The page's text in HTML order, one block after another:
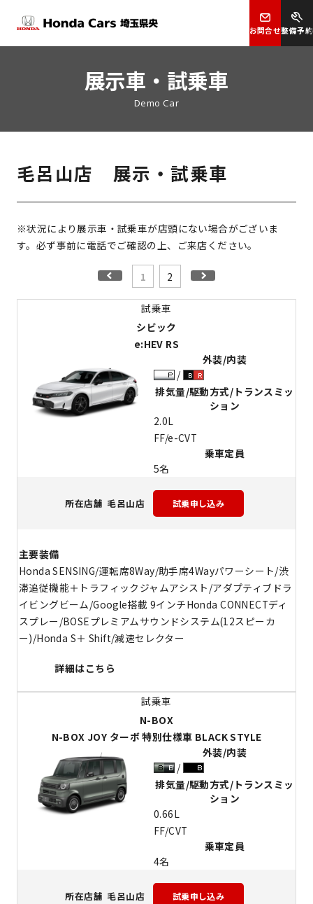
お問合せ整備予約
展示車・試乗車
Demo Car
毛呂山店 展示・試乗車
※状況により展示車・試乗車が店頭にない場合がございま
す。必ず事前に電話でご確認の上、ご来店ください。
1 2
外装/内装
シビック
e:HEV RS
排気量/駆動方式/トランスミッ
ション
2.0L
FF/e-CVT
乗車定員
5名
所在店舗 毛呂山店
主要装備
Honda SENSING/運転席8Way/助手席4Wayパワーシート/渋
滞追従機能＋トラフィックジャムアシスト/アダプティブドラ
イビングビーム/Google搭載 9インチHonda CONNECTディ
スプレー/BOSEプレミアムサウンドシステム(12スピーカ
ー)/Honda S＋ Shift/減速セレクター
詳細はこちら
外装/内装
N-BOX
N-BOX JOY ターボ 特別仕様車 BLACK STYLE
排気量/駆動方式/トランスミッ
ション
0.66L
FF/CVT
乗車定員
4名
所在店舗 毛呂山店